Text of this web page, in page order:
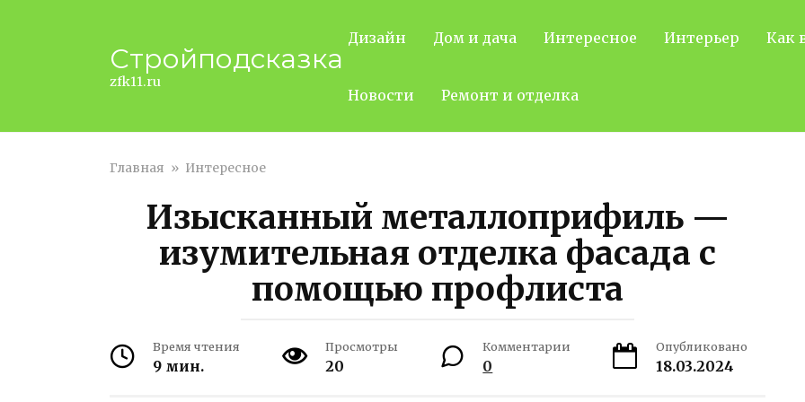
Стройподсказка
zfk11.ru
Дизайн Дом и дача Интересное Интерьер Как
Новости Ремонт и отделка
Главная » Интересное
Изысканный металлоприфиль —
изумительная отделка фасада с
помощью профлиста
Время чтения
9 мин.
Просмотры
20
Комментарии
0
Опубликовано
18.03.2024